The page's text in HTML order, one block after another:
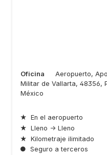
Oficina
Aeropuerto,
Militar de Vallarta, 48356,
México
★ En el aeropuerto
★ Lleno → Lleno
★ Kilometraje ilimitado
● Seguro a terceros